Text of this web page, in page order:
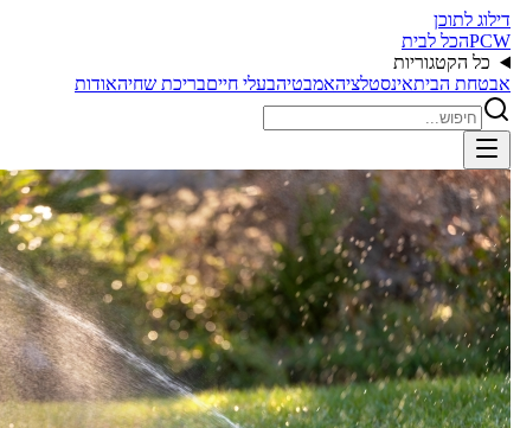
דילוג לתוכן
PCWהכל לבית
כל הקטגוריות
אבטחת הביתאינסטלציהאמבטיהבעלי חייםבריכת שחיהאודות